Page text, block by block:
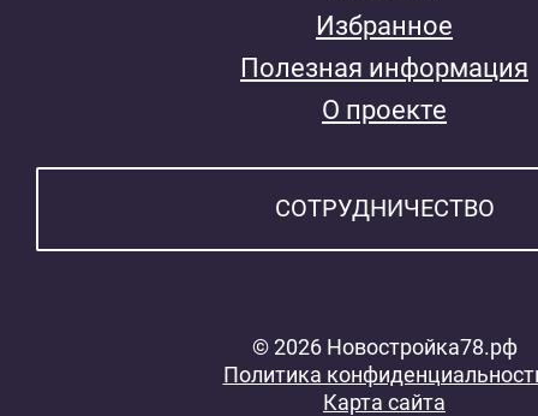
Избранное
Полезная информация
О проекте
СОТРУДНИЧЕСТВО
© 2026 Новостройка78.рф
Политика
Карта сайта